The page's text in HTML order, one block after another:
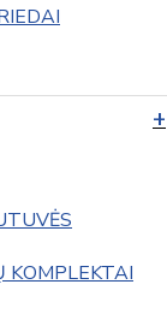
KOMPLEKTAI